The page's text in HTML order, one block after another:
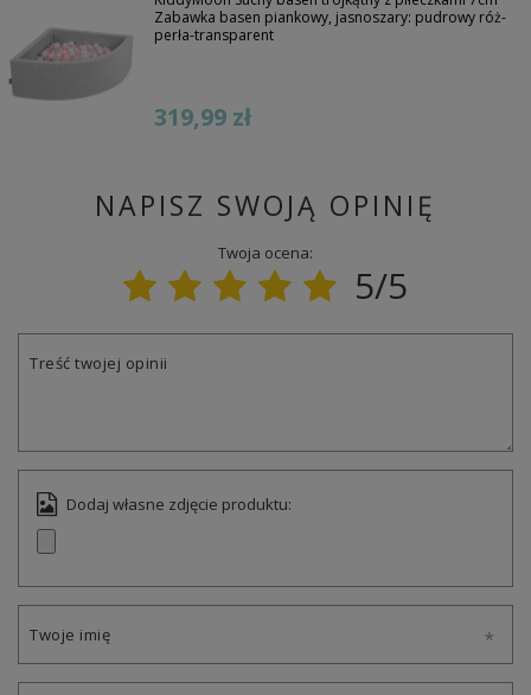
Zabawka basen piankowy, jasnoszary: pudrowy róż-
perła-transparent
319,99 zł
NAPISZ SWOJĄ OPINIĘ
Twoja ocena:
5/5
Treść twojej opinii
Dodaj własne zdjęcie produktu:
Twoje imię